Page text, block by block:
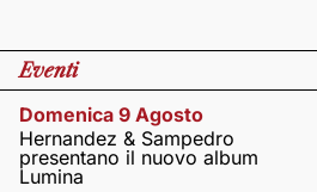
Eventi
Domenica 9 Agosto
Hernandez & Sampedro
presentano il nuovo album
Lumina